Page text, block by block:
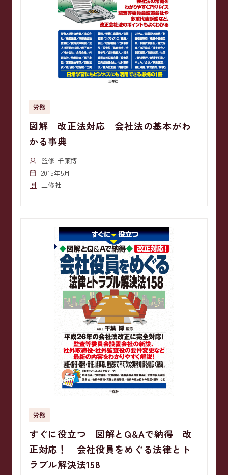
労務
図解 改正法対応 会社法の基本がわ
かる事典
監修 千葉博
2015年5月
三修社
労務
すぐに役立つ 図解とQ&Aで納得 改
正対応！ 会社役員をめぐる法律とト
ラブル解決法158